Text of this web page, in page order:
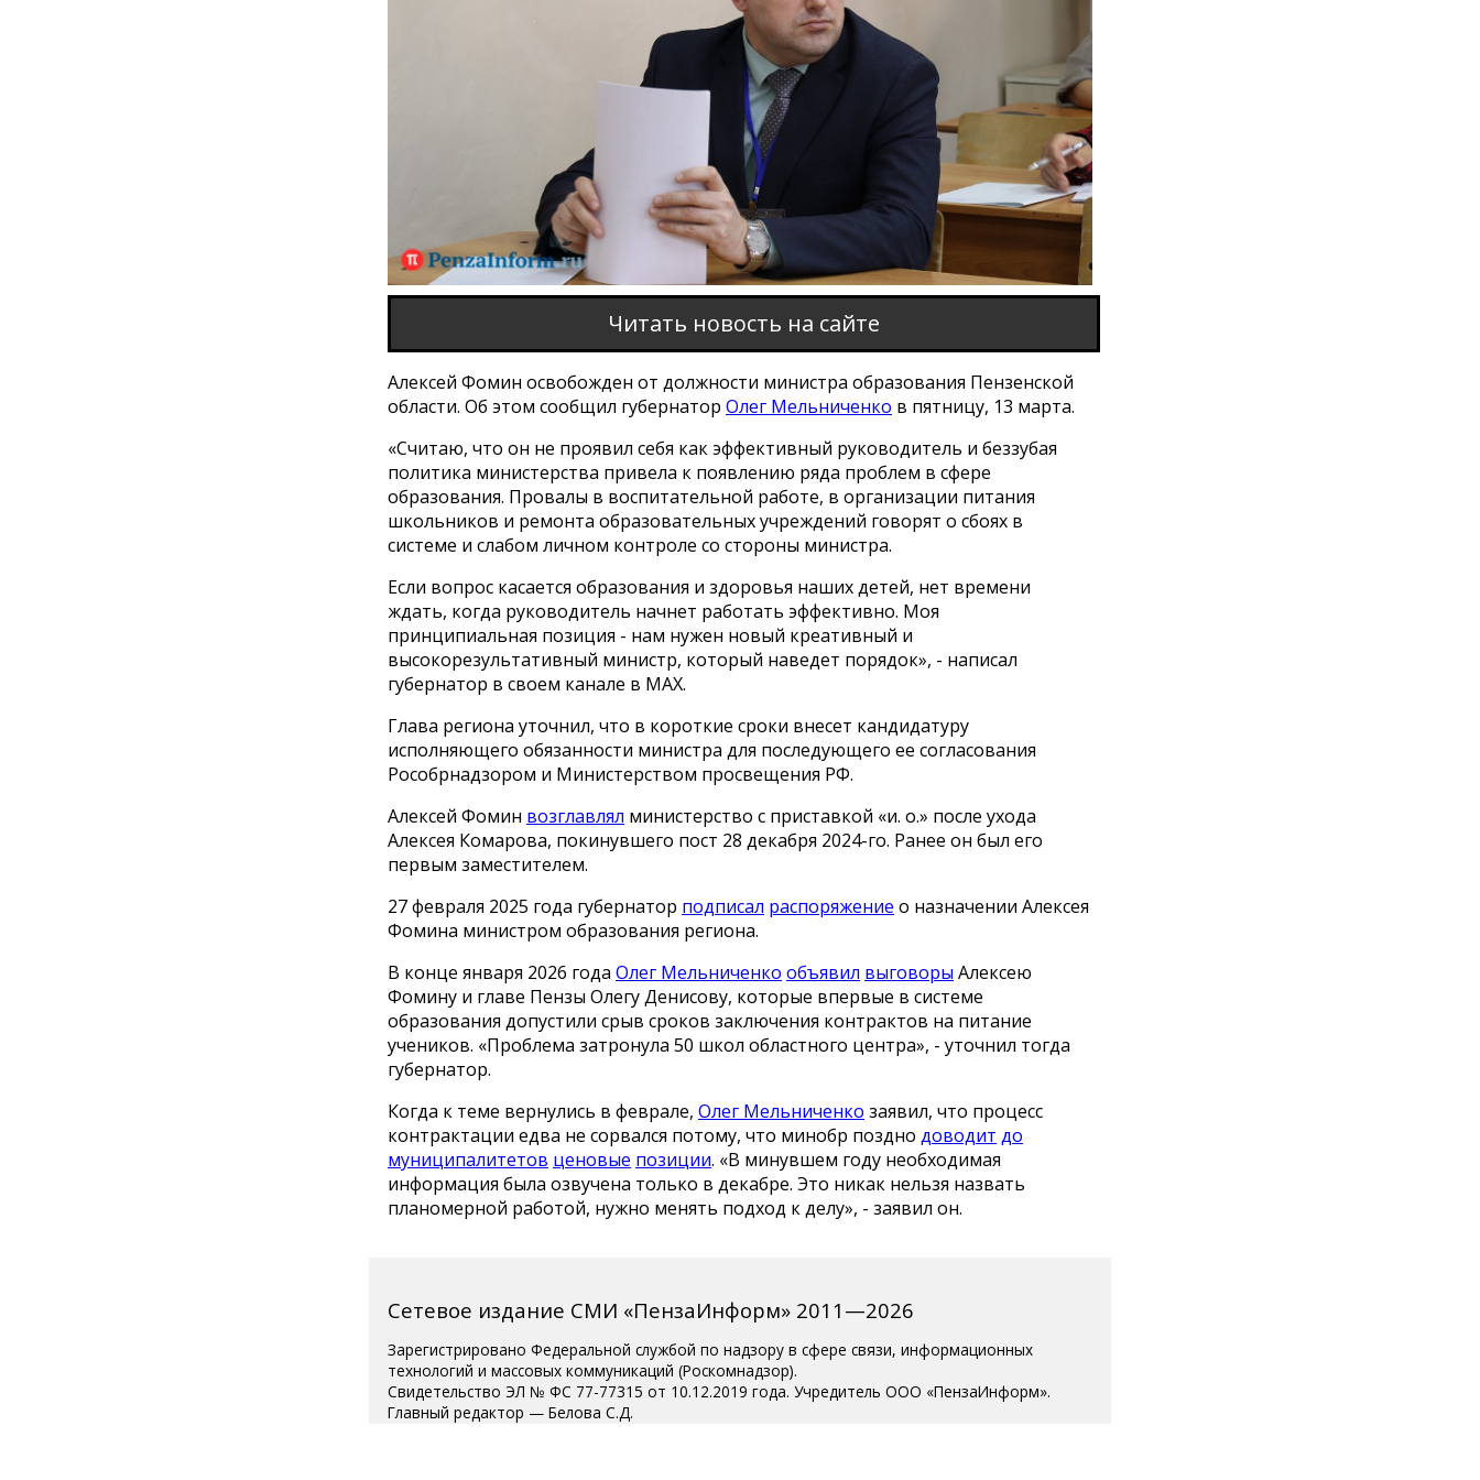
Читать новость на сайте
Алексей Фомин освобожден от должности министра образования Пензенской
области. Об этом сообщил губернатор Олег Мельниченко в пятницу, 13 марта.
«Считаю, что он не проявил себя как эффективный руководитель и беззубая
политика министерства привела к появлению ряда проблем в сфере
образования. Провалы в воспитательной работе, в организации питания
школьников и ремонта образовательных учреждений говорят о сбоях в
системе и слабом личном контроле со стороны министра.
Если вопрос касается образования и здоровья наших детей, нет времени
ждать, когда руководитель начнет работать эффективно. Моя
принципиальная позиция - нам нужен новый креативный и
высокорезультативный министр, который наведет порядок», - написал
губернатор в своем канале в МАХ.
Глава региона уточнил, что в короткие сроки внесет кандидатуру
исполняющего обязанности министра для последующего ее согласования
Рособрнадзором и Министерством просвещения РФ.
Алексей Фомин возглавлял министерство с приставкой «и. о.» после ухода
Алексея Комарова, покинувшего пост 28 декабря 2024-го. Ранее он был его
первым заместителем.
27 февраля 2025 года губернатор подписал распоряжение о назначении Алексея
Фомина министром образования региона.
В конце января 2026 года Олег Мельниченко объявил выговоры Алексею
Фомину и главе Пензы Олегу Денисову, которые впервые в системе
образования допустили срыв сроков заключения контрактов на питание
учеников. «Проблема затронула 50 школ областного центра», - уточнил тогда
губернатор.
Когда к теме вернулись в феврале, Олег Мельниченко заявил, что процесс
контрактации едва не сорвался потому, что минобр поздно доводит до
муниципалитетов ценовые позиции. «В минувшем году необходимая
информация была озвучена только в декабре. Это никак нельзя назвать
планомерной работой, нужно менять подход к делу», - заявил он.
Сетевое издание СМИ «ПензаИнформ» 2011—2026
Зарегистрировано Федеральной службой по надзору в сфере связи, информационных
технологий и массовых коммуникаций (Роскомнадзор).
Свидетельство ЭЛ № ФС 77-77315 от 10.12.2019 года. Учредитель ООО «ПензаИнформ».
Главный редактор — Белова С.Д.